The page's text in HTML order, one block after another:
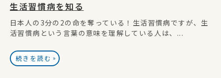
生活習慣病を知る
日本人の3分の2の命を奪っている！生活習慣病ですが、生
活習慣病という言葉の意味を理解している人は、...
続きを読む »